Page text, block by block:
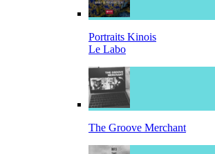
Portraits Kinois
Le Labo
The Groove Merchant